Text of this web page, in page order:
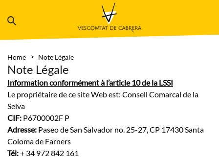
Home Note Légale
Note Légale
Information conformément à l’article 10 de la LSSI
Le propriétaire de ce site Web est: Consell Comarcal de la
Selva
CIF: P6700002F P
Adresse: Paseo de San Salvador no. 25-27, CP 17430 Santa
Coloma de Farners
Tél:+ 34 972 842 161